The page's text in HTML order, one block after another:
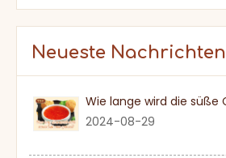
Neueste Nachrichten
2024-08-29